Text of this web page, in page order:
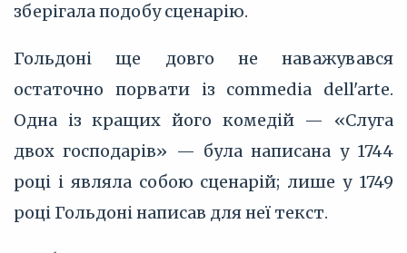
зберігала подобу сценарію.
Гольдоні ще довго не наважувався
остаточно порвати із commedia dell'arte.
Одна із кращих його комедій — «Слуга
двох господарів» — була написана у 1744
році і являла собою сценарій; лише у 1749
році Гольдоні написав для неї текст.